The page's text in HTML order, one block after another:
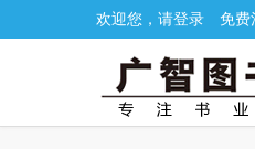
欢迎您，请登录 免费